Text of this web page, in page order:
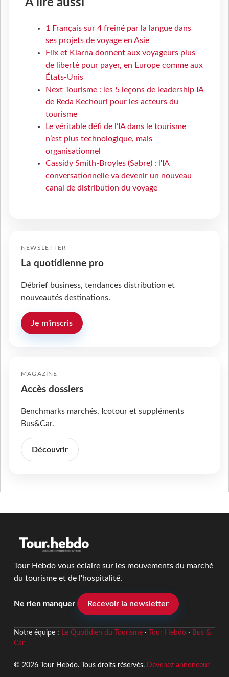
À lire aussi
1 Français sur 4 freiné par la langue dans
ses projets de voyage en Asie
Flix et Klarna donnent aux voyageurs plus
de liberté pour payer, en Europe comme aux
États-Unis
Next Tourisme : les 5 leçons de leadership IA
de Reda Kechouri pour les acteurs du
tourisme
Le véritable défi de l’IA dans le tourisme
n’est plus technologique, mais
organisationnel
Cassidy Smith-Broyles (Sabre) : l'IA
conversationnelle va devenir un nouveau
canal de distribution du voyage
NEWSLETTER
La quotidienne pro
Débrief business, tendances distribution et
nouveautés destinations.
Je m'inscris
MAGAZINE
Accès dossiers
Benchmarks marchés, Icotour et suppléments
Bus&Car.
Découvrir
Tour Hebdo vous éclaire sur les mouvements du marché
du tourisme et de l'hospitalité.
Ne rien manquer Recevoir la newsletter
Notre équipe : Le Quotidien du Tourisme· Tour Hebdo· Bus &
Car
© 2026 Tour Hebdo. Tous droits réservés. Devenez annonceur